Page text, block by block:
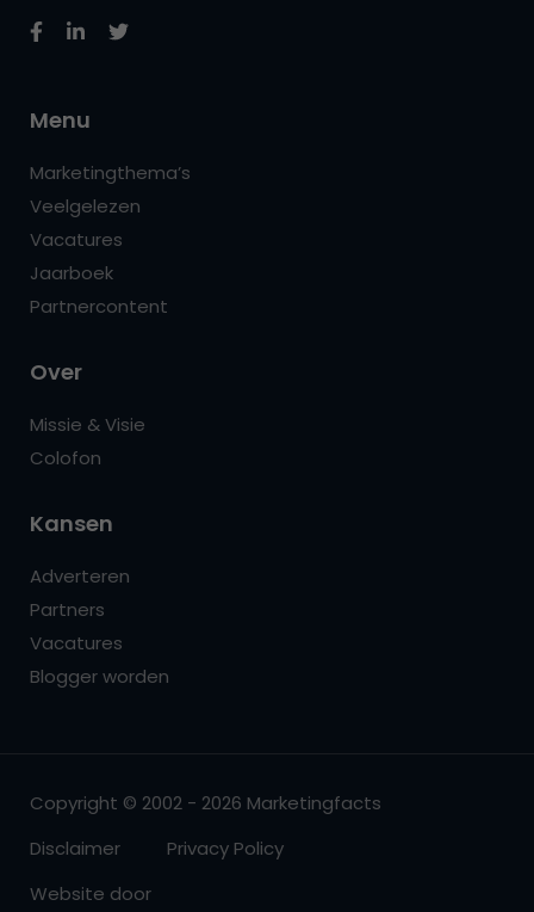
Menu
Marketingthema’s
Veelgelezen
Vacatures
Jaarboek
Partnercontent
Over
Missie & Visie
Colofon
Kansen
Adverteren
Partners
Vacatures
Blogger worden
Copyright © 2002 - 2026 Marketingfacts
Disclaimer
Privacy Policy
Website door